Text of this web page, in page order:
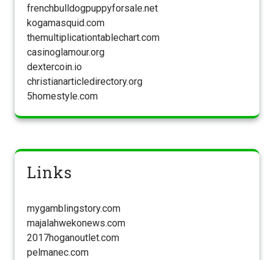
frenchbulldogpuppyforsale.net
kogamasquid.com
themultiplicationtablechart.com
casinoglamour.org
dextercoin.io
christianarticledirectory.org
5homestyle.com
Links
mygamblingstory.com
majalahwekonews.com
2017hoganoutlet.com
pelmanec.com